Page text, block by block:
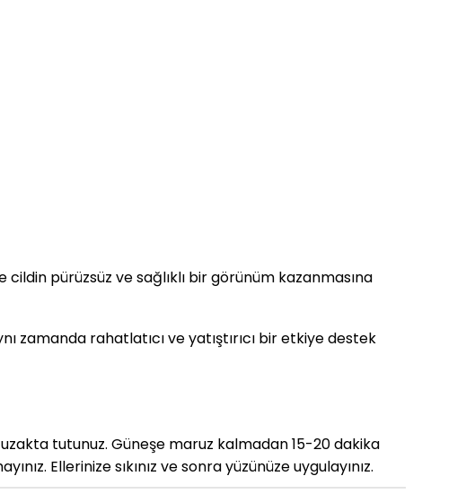
pürüzsüz ve sağlıklı bir görünüm kazanmasına
zamanda rahatlatıcı ve yatıştırıcı bir etkiye destek
tutunuz. Güneşe maruz kalmadan 15-20 dakika
Ellerinize sıkınız ve sonra yüzünüze uygulayınız.